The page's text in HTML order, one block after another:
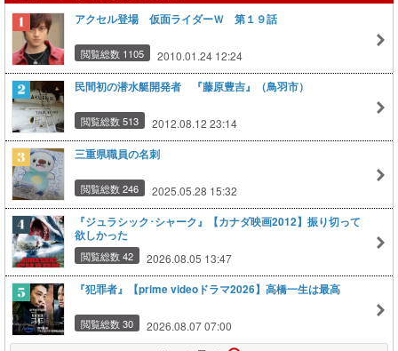
アクセル登場 仮面ライダーＷ 第１９話
閲覧総数 1105 2010.01.24 12:24
民間初の潜水艇開発者 『藤原豊吉』（鳥羽市）
閲覧総数 513 2012.08.12 23:14
三重県職員の名刺
閲覧総数 246 2025.05.28 15:32
『ジュラシック･シャーク』【カナダ映画2012】振り切って
欲しかった
閲覧総数 42 2026.08.05 13:47
『犯罪者』【prime videoドラマ2026】高橋一生は最高
閲覧総数 30 2026.08.07 07:00